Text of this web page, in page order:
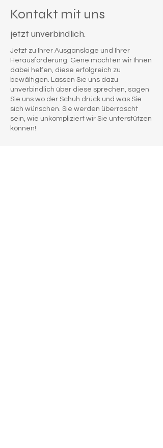
Kontakt mit uns
jetzt unverbindlich.
Jetzt zu Ihrer Ausganslage und Ihrer
Herausforderung. Gene möchten wir Ihnen
dabei helfen, diese erfolgreich zu
bewältigen. Lassen Sie uns dazu
unverbindlich über diese sprechen, sagen
Sie uns wo der Schuh drück und was Sie
sich wünschen. Sie werden überrascht
sein, wie unkompliziert wir Sie unterstützen
können!